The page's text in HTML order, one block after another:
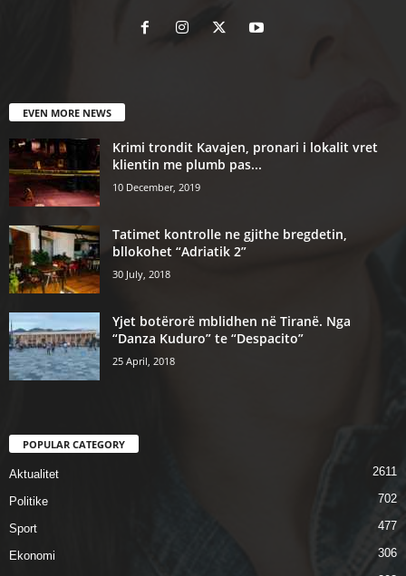
EVEN MORE NEWS
Krimi trondit Kavajen, pronari i lokalit vret
klientin me plumb pas...
10 December, 2019
Tatimet kontrolle ne gjithe bregdetin,
bllokohet “Adriatik 2”
30 July, 2018
Yjet botërorë mblidhen në Tiranë. Nga
“Danza Kuduro” te “Despacito”
25 April, 2018
POPULAR CATEGORY
Aktualitet 2611
Politike 702
Sport 477
Ekonomi
306